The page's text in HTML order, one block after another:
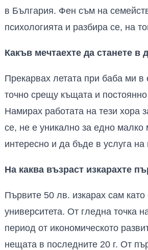
в България. Фен съм на
психологията и разбира се, на
Какъв мечтаехте да станете в
Прекарвах летата при баба ми
точно срещу къщата и
Намирах работата на тези хора
се, не е уникално за едно
интересно и да бъде в услуга на
На каква възраст изкарахте
Първите 50 лв. изкарах сам
университета. От гледна точка
период от икономическото
нещата в последните 20 г. От